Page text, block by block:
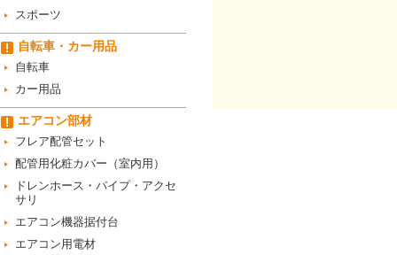
スポーツ
自転車・カー用品
自転車
カー用品
エアコン部材
フレア配管セット
配管用化粧カバー（室内用）
ドレンホース・パイプ・アクセ
サリ
エアコン機器据付台
エアコン用電材